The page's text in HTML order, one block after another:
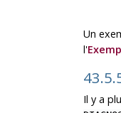
Un
l'
Il y a